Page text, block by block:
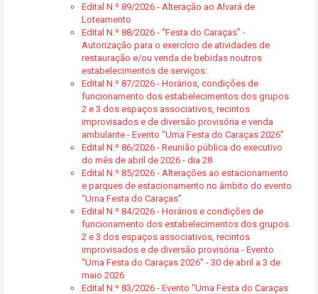
Edital N.º 89/2026 - Alteração ao Alvará de
Loteamento
Edital N.º 88/2026 - “Festa do Caraças” -
Autorização para o exercício de atividades de
restauração e/ou venda de bebidas noutros
estabelecimentos de serviços:
Edital N.º 87/2026 - Horários, condições de
funcionamento dos estabelecimentos dos grupos
2 e 3 dos espaços associativos, recintos
improvisados e de diversão provisória e venda
ambulante - Evento “Uma Festa do Caraças 2026”
Edital N.º 86/2026 - Reunião pública do executivo
do mês de abril de 2026 - dia 28
Edital N.º 85/2026 - Alterações ao estacionamento
e parques de estacionamento no âmbito do evento
“Uma Festa do Caraças”
Edital N.º 84/2026 - Horários e condições de
funcionamento dos estabelecimentos dos grupos
2 e 3 dos espaços associativos, recintos
improvisados e de diversão provisória - Evento
“Uma Festa do Caraças 2026” - 30 de abril a 3 de
maio 2026
Edital N.º 83/2026 - Evento “Uma Festa do Caraças